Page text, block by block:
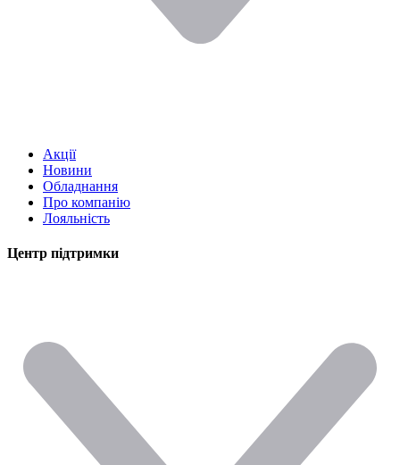
Акції
Новини
Обладнання
Про компанію
Лояльність
Центр підтримки